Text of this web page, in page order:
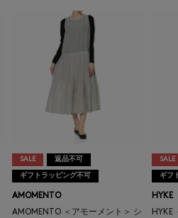
SALE 返品不可
ギフトラッピング不可
AMOMENTO
AMOMENTO ＜アモーメント＞ シ
SALE
ギフ
HYKE
HYKE